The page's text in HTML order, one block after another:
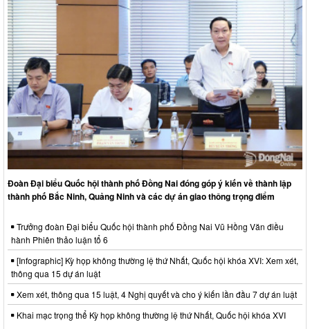
Đoàn Đại biểu Quốc hội thành phố Đồng Nai đóng góp ý kiến về thành lập
thành phố Bắc Ninh, Quảng Ninh và các dự án giao thông trọng điểm
Trưởng đoàn Đại biểu Quốc hội thành phố Đồng Nai Vũ Hồng Văn điều
hành Phiên thảo luận tổ 6
[Infographic] Kỳ họp không thường lệ thứ Nhất, Quốc hội khóa XVI: Xem xét,
thông qua 15 dự án luật
Xem xét, thông qua 15 luật, 4 Nghị quyết và cho ý kiến lần đầu 7 dự án luật
Khai mạc trọng thể Kỳ họp không thường lệ thứ Nhất, Quốc hội khóa XVI